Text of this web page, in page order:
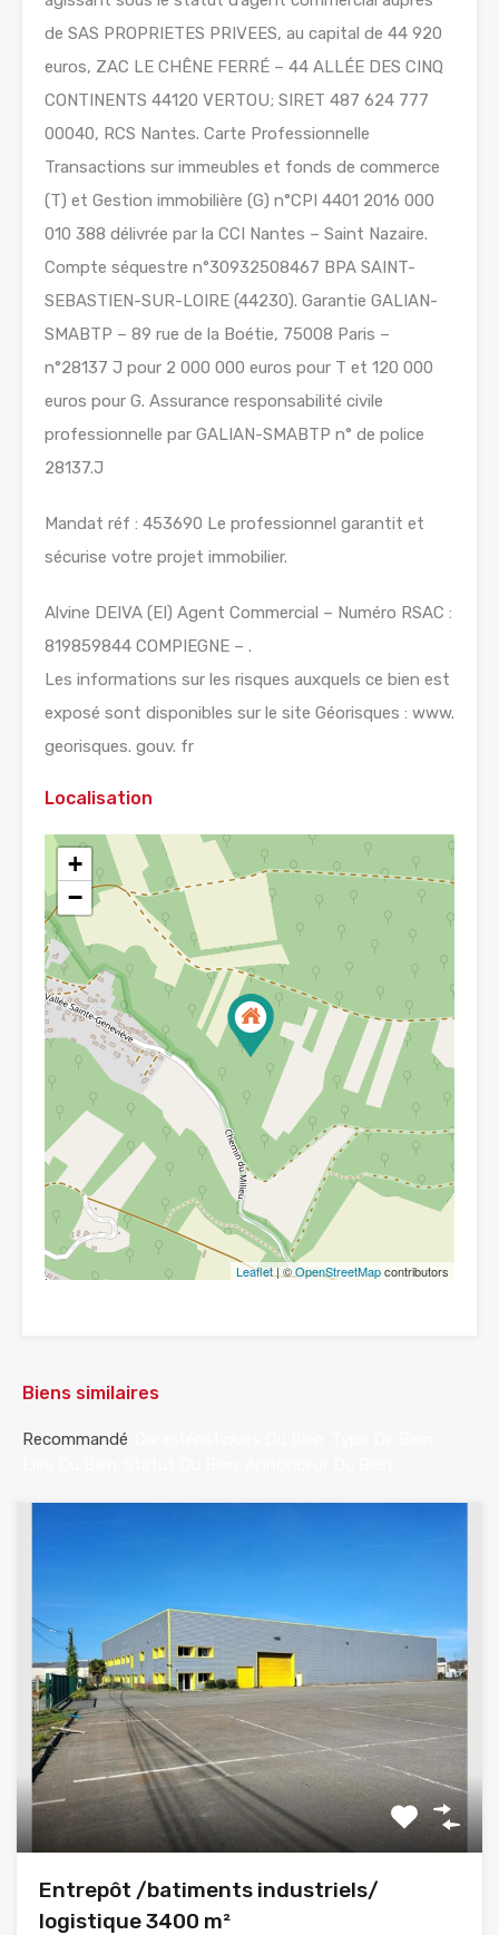
de SAS PROPRIETES PRIVEES, au capital de 44 920
euros, ZAC LE CHÊNE FERRÉ – 44 ALLÉE DES CINQ
CONTINENTS 44120 VERTOU; SIRET 487 624 777
00040, RCS Nantes. Carte Professionnelle
Transactions sur immeubles et fonds de commerce
(T) et Gestion immobilière (G) n°CPI 4401 2016 000
010 388 délivrée par la CCI Nantes – Saint Nazaire.
Compte séquestre n°30932508467 BPA SAINT-
SEBASTIEN-SUR-LOIRE (44230). Garantie GALIAN-
SMABTP – 89 rue de la Boétie, 75008 Paris –
n°28137 J pour 2 000 000 euros pour T et 120 000
euros pour G. Assurance responsabilité civile
professionnelle par GALIAN-SMABTP n° de police
28137.J
Mandat réf : 453690 Le professionnel garantit et
sécurise votre projet immobilier.
Alvine DEIVA (EI) Agent Commercial – Numéro RSAC :
819859844 COMPIEGNE – .
Les informations sur les risques auxquels ce bien est
exposé sont disponibles sur le site Géorisques : www.
georisques. gouv. fr
Localisation
+
−
Leaflet| ©OpenStreetMapcontributors
Biens similaires
Recommandé
Entrepôt /batiments industriels/
logistique 3400 m²